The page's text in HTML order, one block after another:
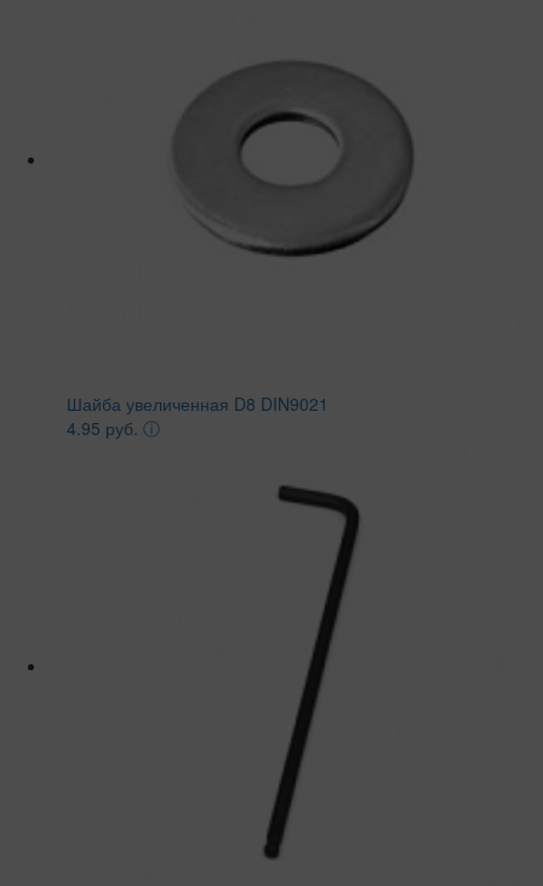
Шайба увеличенная D8 DIN9021
4.95 руб. ⓘ